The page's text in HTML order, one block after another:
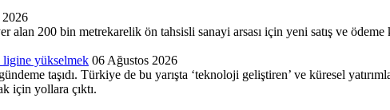
2026
200 bin metrekare­lik ön tahsisli sanayi arsası için yeni satış ve ödeme
ligine yükselmek 06 Ağustos 2026
taşıdı. Türkiye de bu yarışta ‘teknoloji geliştiren’ ve küresel
için yollara çıktı.